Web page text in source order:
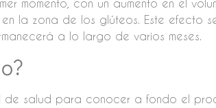
momento, con un aumento en el
la zona de los glúteos. Este efecto
a lo largo de varios meses.
de salud para conocer a fondo el